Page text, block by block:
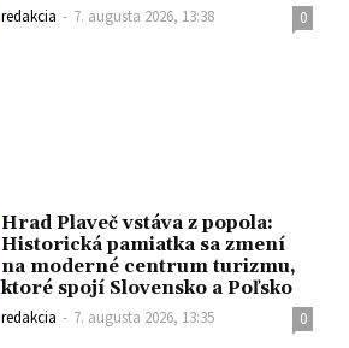
redakcia - 7. augusta 2026, 13:38 0
Hrad Plaveč vstáva z popola:
Historická pamiatka sa zmení
na moderné centrum turizmu,
ktoré spojí Slovensko a Poľsko
redakcia - 7. augusta 2026, 13:35 0